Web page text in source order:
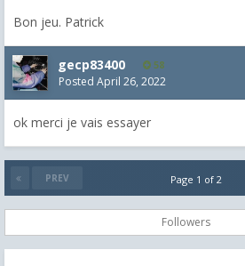
Bon jeu. Patrick
gecp83400 58
Posted April 26, 2022
ok merci je vais essayer
PREV Page 1 of 2
Followers